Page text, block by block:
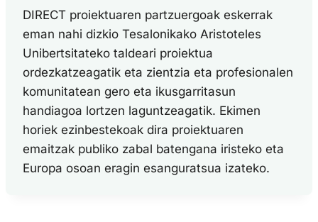
DIRECT proiektuaren partzuergoak eskerrak
eman nahi dizkio Tesalonikako Aristoteles
Unibertsitateko taldeari proiektua
ordezkatzeagatik eta zientzia eta profesionalen
komunitatean gero eta ikusgarritasun
handiagoa lortzen laguntzeagatik. Ekimen
horiek ezinbestekoak dira proiektuaren
emaitzak publiko zabal batengana iristeko eta
Europa osoan eragin esanguratsua izateko.